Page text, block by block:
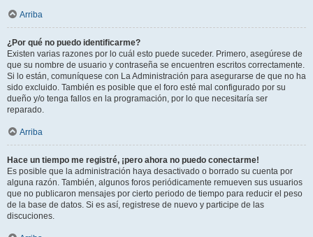
Arriba
¿Por qué no puedo identificarme?
Existen varias razones por lo cuál esto puede suceder. Primero, asegúrese de
que su nombre de usuario y contraseña se encuentren escritos correctamente.
Si lo están, comuníquese con La Administración para asegurarse de que no ha
sido excluido. También es posible que el foro esté mal configurado por su
dueño y/o tenga fallos en la programación, por lo que necesitaría ser
reparado.
Arriba
Hace un tiempo me registré, ¡pero ahora no puedo conectarme!
Es posible que la administración haya desactivado o borrado su cuenta por
alguna razón. También, algunos foros periódicamente remueven sus usuarios
que no publicaron mensajes por cierto periodo de tiempo para reducir el peso
de la base de datos. Si es así, registrese de nuevo y participe de las
discuciones.